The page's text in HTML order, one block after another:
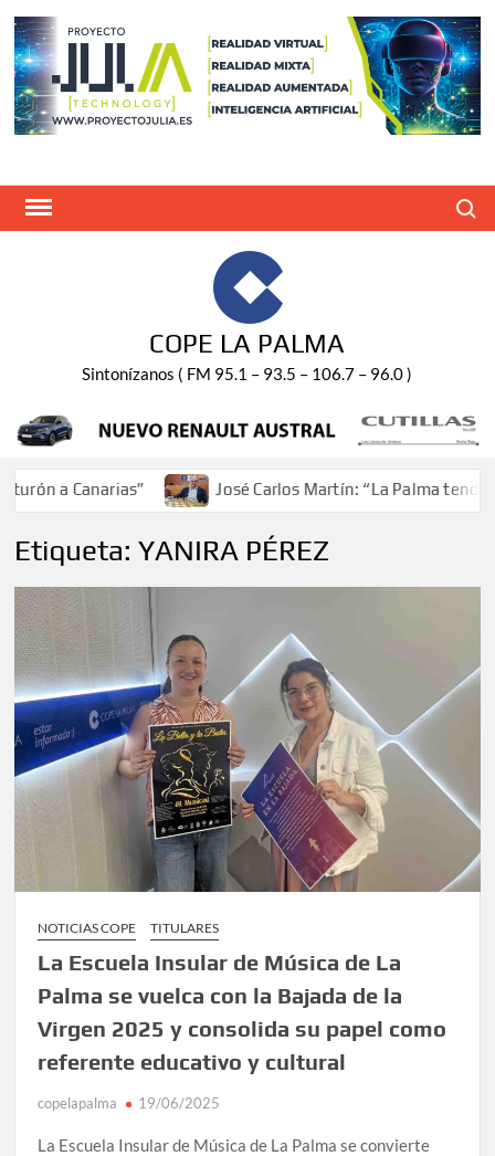
Saltar
contenido
COPE LA PALMA
Sintonízanos ( FM 95.1 – 93.5 – 106.7 – 96.0 )
a Canarias” José Carlos Martín: “La Palma tendrá
Etiqueta:YANIRA PÉREZ
NOTICIAS COPE TITULARES
La Escuela Insular de Música de La
Palma se vuelca con la Bajada de la
Virgen 2025 y consolida su papel como
referente educativo y cultural
copelapalma 19/06/2025
La Escuela Insular de Música de La Palma se convierte